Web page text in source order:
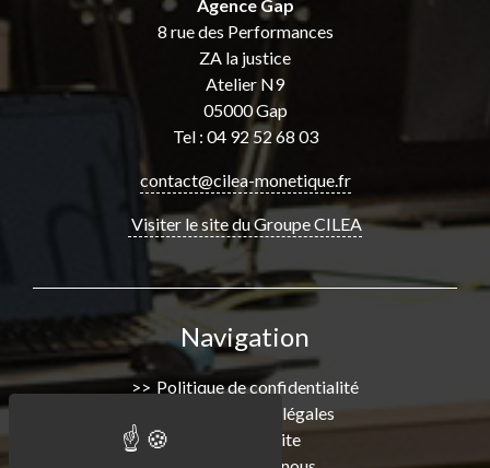
Agence Gap
8 rue des Performances
ZA la justice
Atelier N9
05000 Gap
Tel : 04 92 52 68 03
contact@cilea-monetique.fr
Visiter le site du Groupe CILEA
Navigation
Politique de confidentialité
Informations légales
Plan de Site